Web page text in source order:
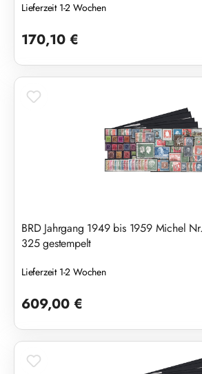
Lieferzeit 1-2 Wochen
170,10 €
BRD Jahrgang 1949 bis 1959 Michel
325 gestempelt
Lieferzeit 1-2 Wochen
609,00 €